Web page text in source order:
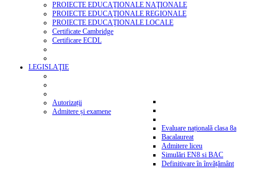
PROIECTE EDUCAŢIONALE NAŢIONALE
PROIECTE EDUCAŢIONALE REGIONALE
PROIECTE EDUCAŢIONALE LOCALE
Certificate Cambridge
Certificare ECDL
LEGISLAŢIE
Autorizații
Admitere și examene
Evaluare națională clasa 8a
Bacalaureat
Admitere liceu
Simulări EN8 si BAC
Definitivare în învățământ